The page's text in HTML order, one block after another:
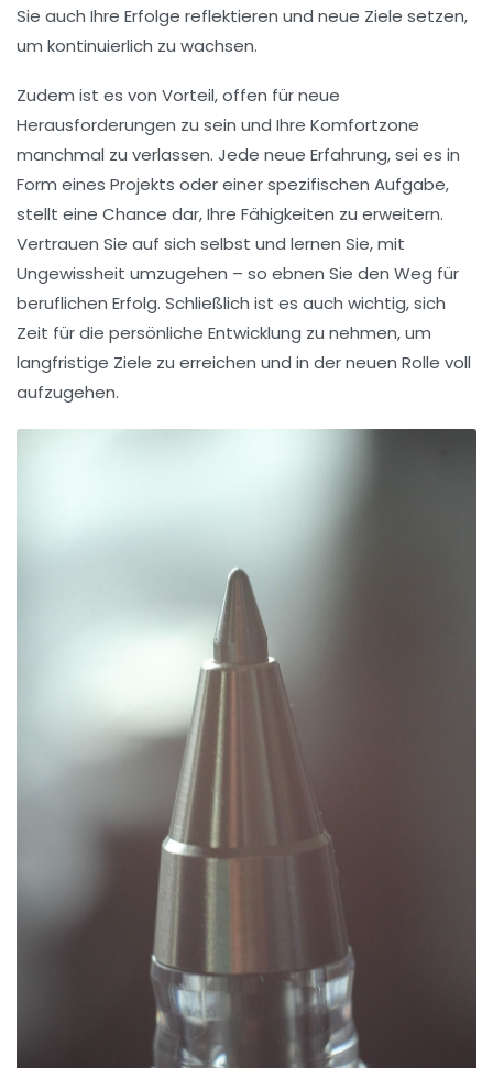
Sie auch Ihre Erfolge reflektieren und neue Ziele setzen,
um kontinuierlich zu wachsen.
Zudem ist es von Vorteil, offen für neue
Herausforderungen zu sein und Ihre Komfortzone
manchmal zu verlassen. Jede neue Erfahrung, sei es in
Form eines Projekts oder einer spezifischen Aufgabe,
stellt eine Chance dar, Ihre Fähigkeiten zu erweitern.
Vertrauen Sie auf sich selbst und lernen Sie, mit
Ungewissheit umzugehen – so ebnen Sie den Weg für
beruflichen Erfolg. Schließlich ist es auch wichtig, sich
Zeit für die persönliche Entwicklung zu nehmen, um
langfristige Ziele zu erreichen und in der neuen Rolle voll
aufzugehen.